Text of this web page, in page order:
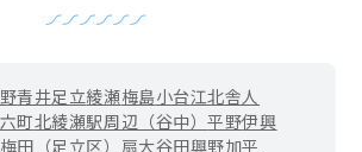
青井足立綾瀬梅島小台江北舎人
六町北綾瀬駅周辺（谷中）平野伊興
梅田（足立区） 扇大谷田興野加平